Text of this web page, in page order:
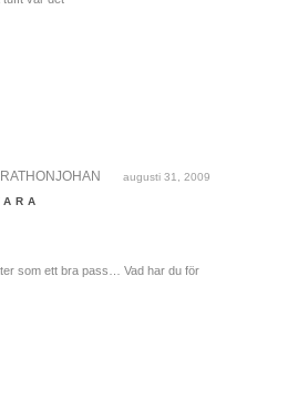
augusti 31, 2009
som ett bra pass… Vad har du för